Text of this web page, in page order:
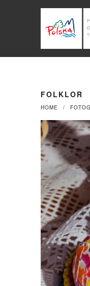
FOLKLOR
HOME
Panel zarządzania